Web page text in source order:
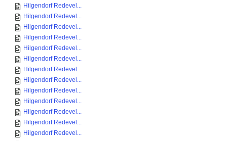
Hilgendorf Redevel...
Hilgendorf Redevel...
Hilgendorf Redevel...
Hilgendorf Redevel...
Hilgendorf Redevel...
Hilgendorf Redevel...
Hilgendorf Redevel...
Hilgendorf Redevel...
Hilgendorf Redevel...
Hilgendorf Redevel...
Hilgendorf Redevel...
Hilgendorf Redevel...
Hilgendorf Redevel...